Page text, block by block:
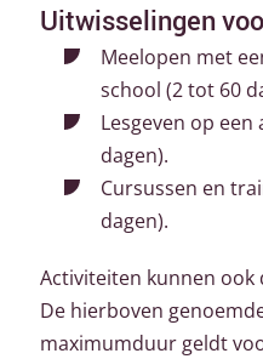
Uitwisselingen
Meelopen met
school (2 tot 60
Lesgeven op
dagen).
Cursussen en
dagen).
Activiteiten kunnen ook
De hierboven
maximumduur geldt